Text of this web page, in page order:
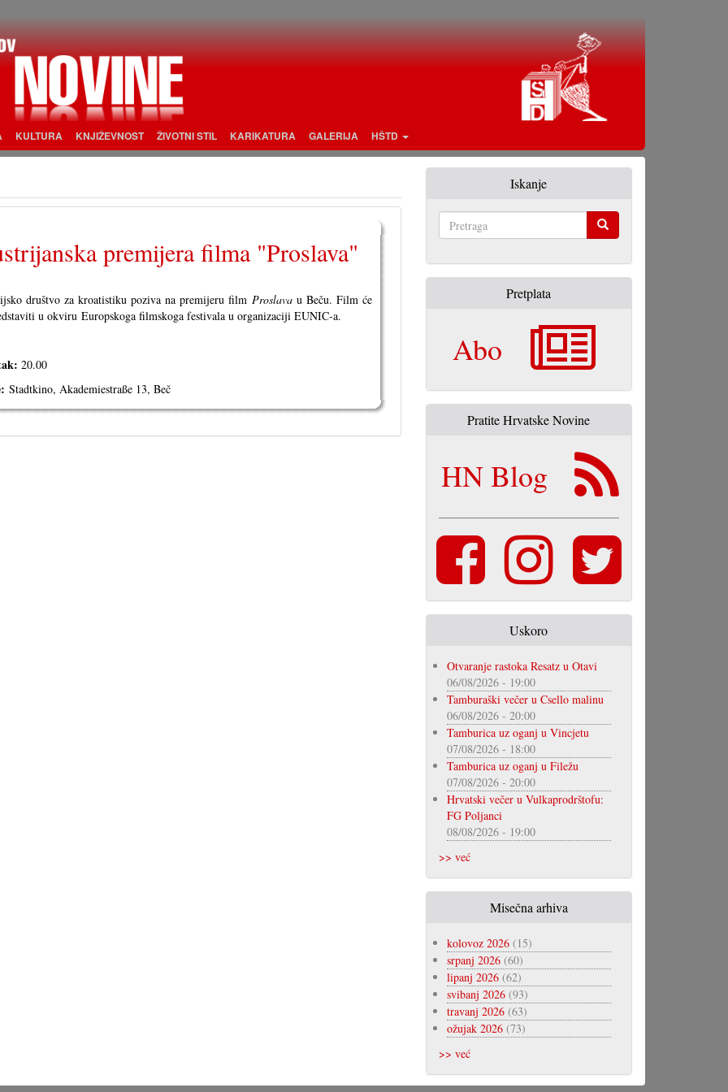
KULTURA KNJIŽEVNOST ŽIVOTNI STIL KARIKATURA GALERIJA HŠTD
premijera filma "Proslava"
društvo za kroatistiku poziva na premijeru filmProslava u Beču. Film će
u okviru Europskoga filmskoga festivala u organizaciji EUNIC-a.
20.00
Stadtkino, Akademiestraße 13, Beč
Iskanje
Pretplata
Abo
Pratite Hrvatske Novine
HN Blog
Uskoro
Otvaranje rastoka Resatz u Otavi
06/08/2026 - 19:00
Tamburaški večer u Csello malinu
06/08/2026 - 20:00
Tamburica uz oganj u Vincjetu
07/08/2026 - 18:00
Tamburica uz oganj u Filežu
07/08/2026 - 20:00
Hrvatski večer u Vulkaprodrštofu:
FG Poljanci
08/08/2026 - 19:00
>> već
Misečna arhiva
kolovoz 2026(15)
srpanj 2026(60)
lipanj 2026(62)
svibanj 2026(93)
travanj 2026(63)
ožujak 2026(73)
>> već